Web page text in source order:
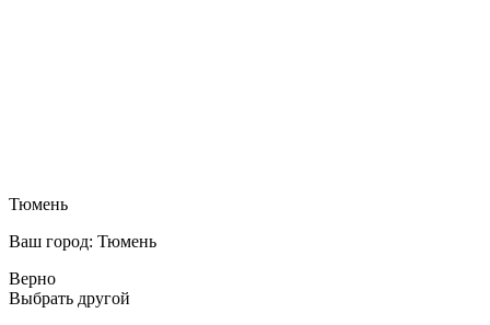
Тюмень
Ваш город: Тюмень
Верно
Выбрать другой